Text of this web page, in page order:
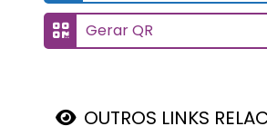
Gerar QR
OUTROS LINKS